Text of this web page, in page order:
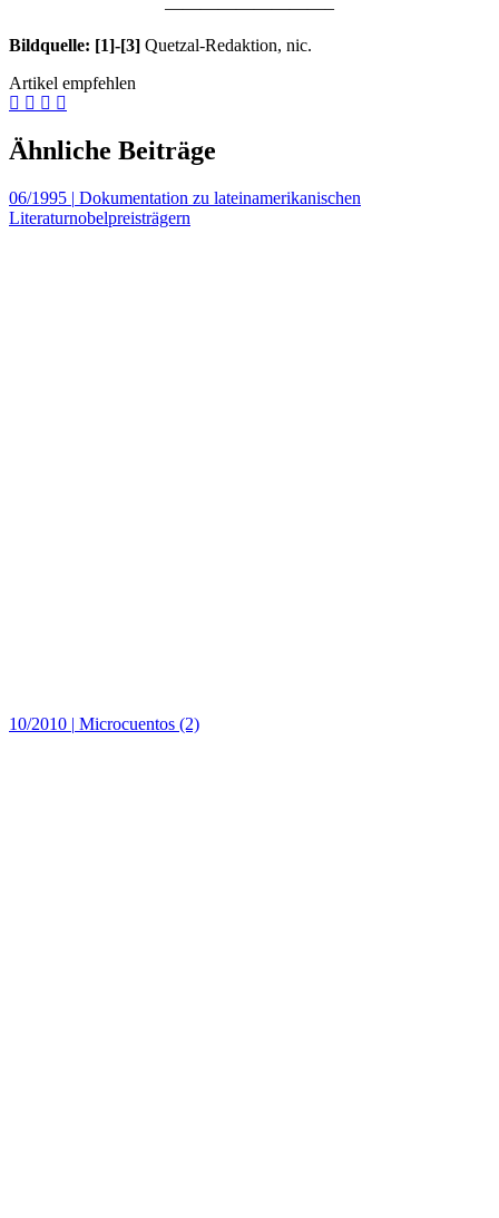
—————————–
Bildquelle: [1]-[3] Quetzal-Redaktion, nic.
Artikel empfehlen
Ähnliche Beiträge
06/1995 | Dokumentation zu lateinamerikanischen
Literaturnobelpreisträgern
10/2010 | Microcuentos (2)